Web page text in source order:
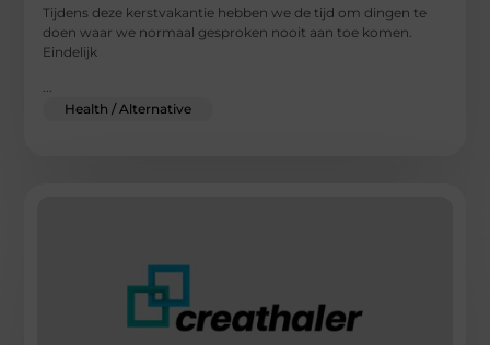
Tijdens deze kerstvakantie hebben we de tijd om dingen te
doen waar we normaal gesproken nooit aan toe komen.
Eindelijk
...
Health / Alternative